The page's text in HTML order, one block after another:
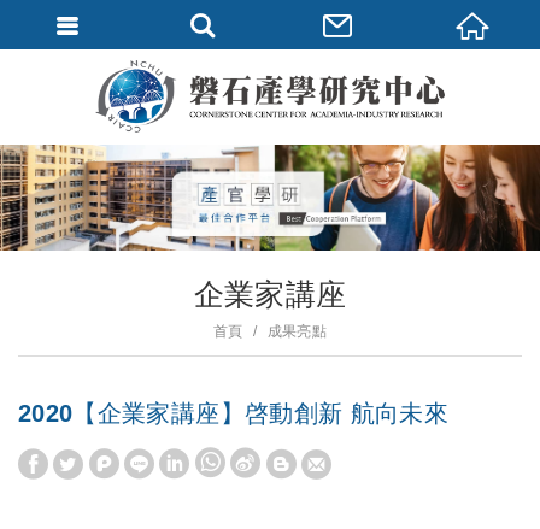
企業家講座
首頁 成果亮點
2020【企業家講座】啓動創新 航向未來